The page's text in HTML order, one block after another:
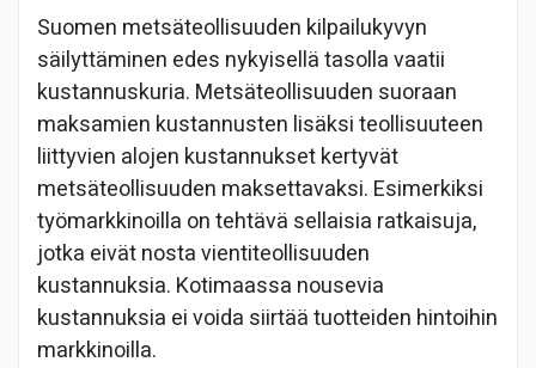
Suomen metsäteollisuuden kilpailukyvyn
säilyttäminen edes nykyisellä tasolla vaatii
kustannuskuria. Metsäteollisuuden suoraan
maksamien kustannusten lisäksi teollisuuteen
liittyvien alojen kustannukset kertyvät
metsäteollisuuden maksettavaksi. Esimerkiksi
työmarkkinoilla on tehtävä sellaisia ratkaisuja,
jotka eivät nosta vientiteollisuuden
kustannuksia. Kotimaassa nousevia
kustannuksia ei voida siirtää tuotteiden hintoihin
markkinoilla.